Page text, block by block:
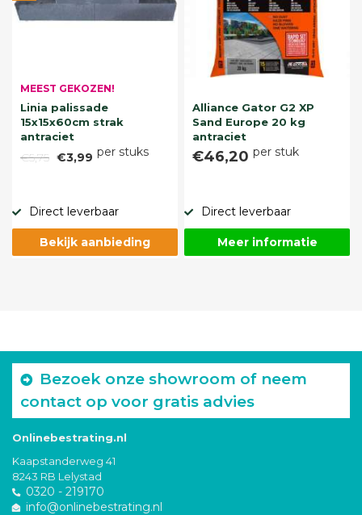
MEEST GEKOZEN!
Linia palissade
15x15x60cm strak
antraciet
€5,75 €3,99 per stuks
Direct leverbaar
Bekijk aanbieding
Alliance Gator G2 XP
Sand Europe 20 kg
antraciet
€46,20 per stuk
Direct leverbaar
Meer informatie
Bezoek onze showroom of neem
contact op voor gratis advies
Onlinebestrating.nl
Kaapstanderweg 41
8243 RB Lelystad
0320 - 219170
info@onlinebestrating.nl